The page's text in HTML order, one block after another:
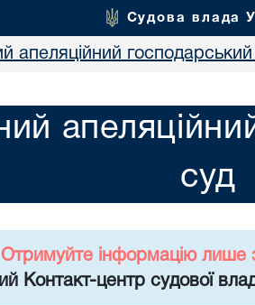
Судова влада
апеляційний
суд
Отримуйте інформацію лише
Контакт-центр судової